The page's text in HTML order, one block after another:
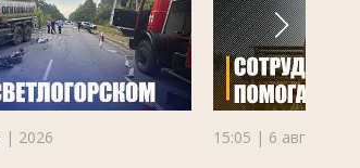
| 2026 15:05 | 6 августа |